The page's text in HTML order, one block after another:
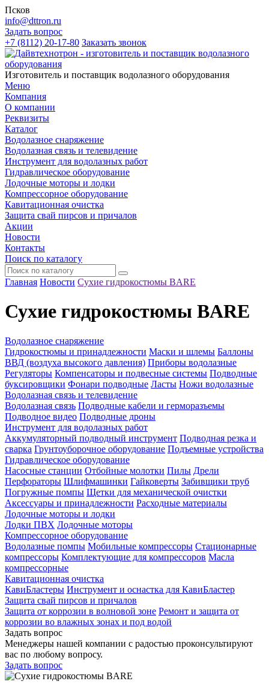
Псков
info@dttron.ru
Задать вопрос
+7 (8112) 20-17-80 Заказать звонок
Изготовитель и поставщик водолазного оборудования
Меню
Компания
О компании
Реквизиты
Каталог
Водолазное снаряжение
Водолазная связь и телевидение
Инструмент для водолазных работ
Гидравлическое оборудование
Лодочные моторы и лодки
Компрессорное оборудование
Кавитационная очистка
Защита свай пирсов и причалов
Акции
Новости
Контакты
Поиск по каталогу
Главная Новости Сухие гидрокостюмы BARE
Сухие гидрокостюмы BARE
Водолазное снаряжение
Гидрокостюмы и принадлежности Маски и шлемы Баллоны
ВВД (воздуха высокого давления) Приборы водолазные
Регуляторы Компенсаторы и подвесные системы Подводные
буксировщики Фонари подводные Ласты Ножи водолазные
Водолазная связь и телевидение
Водолазная связь Подводные кабели и герморазъемы
Подводное видео Подводные дроны
Инструмент для водолазных работ
Аккумуляторный подводный инструмент Подводная резка и
сварка Грунтоуборочное оборудование Подъемные устройства
Гидравлическое оборудование
Насосные станции Отбойные молотки Пилы Дрели
Перфораторы Шлифмашинки Гайковерты Забивщики труб
Погружные помпы Щетки для механической очистки
Аксессуары и принадлежности Расходные материалы
Лодочные моторы и лодки
Лодки ПВХ Лодочные моторы
Компрессорное оборудование
Водолазные помпы Мобильные компрессоры Стационарные
компрессоры Комплектующие для компрессоров Масла
компрессорные
Кавитационная очистка
КавиБластеры Инструмент и оснастка для КавиБластер
Защита свай пирсов и причалов
Защита от коррозии в волновой зоне Ремонт и защита от
коррозии во влажных зонах и под водой
Задать вопрос
Менеджеры нашей компании с радостью проконсультируют
вас по любому вопросу.
Задать вопрос